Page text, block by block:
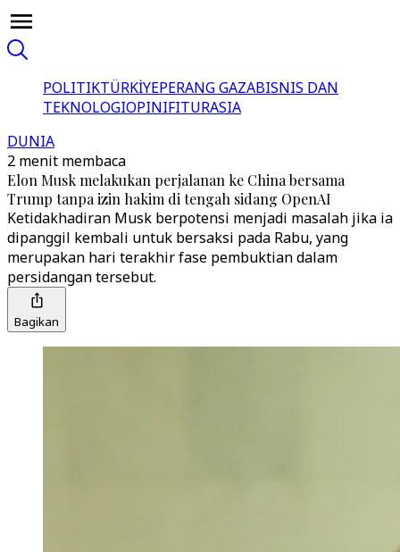
POLITIKTÜRKİYEPERANG GAZABISNIS DAN
TEKNOLOGIOPINIFITURASIA
DUNIA
2 menit membaca
Elon Musk melakukan perjalanan ke China bersama
Trump tanpa izin hakim di tengah sidang OpenAI
Ketidakhadiran Musk berpotensi menjadi masalah jika ia
dipanggil kembali untuk bersaksi pada Rabu, yang
merupakan hari terakhir fase pembuktian dalam
persidangan tersebut.
Bagikan